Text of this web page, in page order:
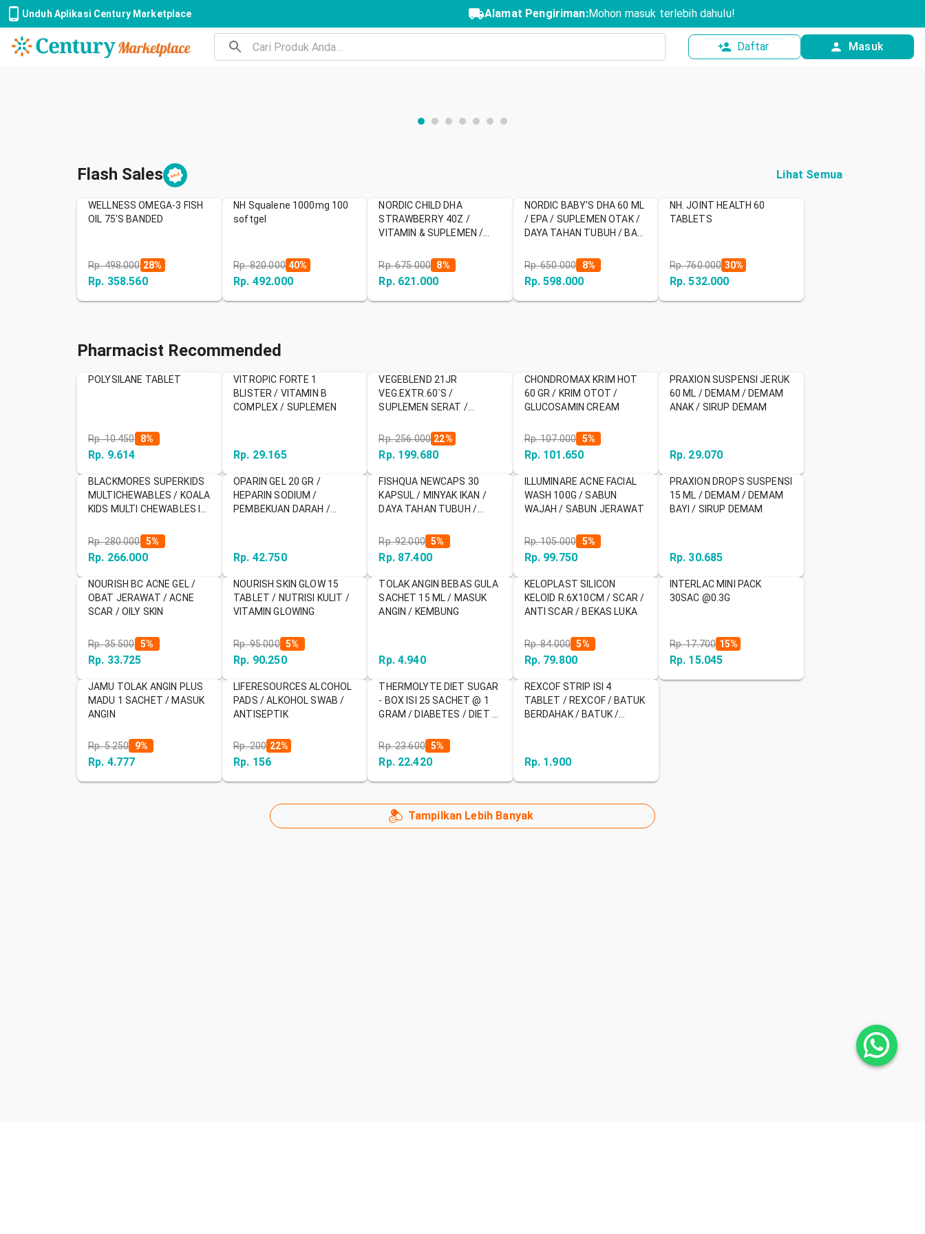
Unduh Aplikasi Century Marketplace Alamat Pengiriman:Mohon masuk terlebih dahulu!
Daftar Masuk
Flash Sales Lihat Semua
WELLNESS OMEGA-3 FISH
OIL 75'S BANDED
Rp. 498.000 28%
Rp. 358.560
NH Squalene 1000mg 100
softgel
Rp. 820.000 40%
Rp. 492.000
NORDIC CHILD DHA
STRAWBERRY 40Z /
VITAMIN & SUPLEMEN /
Rp. 675.000 8%
Rp. 621.000
NORDIC BABY'S DHA 60 ML
/ EPA / SUPLEMEN OTAK /
DAYA TAHAN TUBUH / BAYI
Rp. 650.000
8%
Rp. 598.000
NH. JOINT HEALTH 60
TABLETS
Rp. 760.000 30%
Rp. 532.000
Pharmacist Recommended
POLYSILANE TABLET
Rp. 10.450 8%
Rp. 9.614
VITROPIC FORTE 1
BLISTER / VITAMIN B
COMPLEX / SUPLEMEN
Rp. 29.165
VEGEBLEND 21JR
VEG.EXTR.60`S /
SUPLEMEN SERAT /
Rp. 256.000 22%
Rp. 199.680
CHONDROMAX KRIM HOT
60 GR / KRIM OTOT /
GLUCOSAMIN CREAM
Rp. 107.000 5%
Rp. 101.650
PRAXION SUSPENSI JERUK
60 ML / DEMAM / DEMAM
ANAK / SIRUP DEMAM
Rp. 29.070
BLACKMORES SUPERKIDS
MULTICHEWABLES / KOALA
KIDS MULTI CHEWABLES ISI
ANAK / DAYA TAHAN ANAK
Rp. 280.000 5%
Rp. 266.000
OPARIN GEL 20 GR /
HEPARIN SODIUM /
PEMBEKUAN DARAH /
Rp. 42.750
FISHQUA NEWCAPS 30
KAPSUL / MINYAK IKAN /
DAYA TAHAN TUBUH /
KESEHATAN
Rp. 92.000 5%
Rp. 87.400
ILLUMINARE ACNE FACIAL
WASH 100G / SABUN
WAJAH / SABUN JERAWAT
Rp. 105.000 5%
Rp. 99.750
PRAXION DROPS SUSPENSI
15 ML / DEMAM / DEMAM
BAYI / SIRUP DEMAM
Rp. 30.685
NOURISH BC ACNE GEL /
OBAT JERAWAT / ACNE
SCAR / OILY SKIN
Rp. 35.500 5%
Rp. 33.725
NOURISH SKIN GLOW 15
TABLET / NUTRISI KULIT /
VITAMIN GLOWING
Rp. 95.000 5%
Rp. 90.250
TOLAK ANGIN BEBAS GULA
SACHET 15 ML / MASUK
ANGIN / KEMBUNG
Rp. 4.940
KELOPLAST SILICON
KELOID R.6X10CM / SCAR /
ANTI SCAR / BEKAS LUKA
Rp. 84.000 5%
Rp. 79.800
INTERLAC MINI PACK
30SAC @0.3G
Rp. 17.700 15%
Rp. 15.045
JAMU TOLAK ANGIN PLUS
MADU 1 SACHET / MASUK
ANGIN
Rp. 5.250 9%
Rp. 4.777
LIFERESOURCES ALCOHOL
PADS / ALKOHOL SWAB /
ANTISEPTIK
Rp. 200 22%
Rp. 156
THERMOLYTE DIET SUGAR
- BOX ISI 25 SACHET @ 1
GRAM / DIABETES / DIET /
PROMO
Rp. 23.600 5%
Rp. 22.420
REXCOF STRIP ISI 4
TABLET / REXCOF / BATUK
BERDAHAK / BATUK /
Rp. 1.900
Tampilkan Lebih Banyak